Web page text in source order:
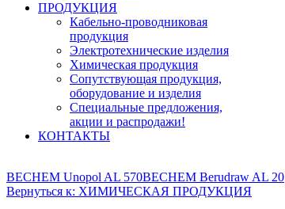
ПРОДУКЦИЯ
Кабельно-проводниковая
продукция
Электротехнические изделия
Химическая продукция
Сопутствующая продукция,
оборудование и изделия
Специальные предложения,
акции и распродажи!
КОНТАКТЫ
BECHEM Unopol AL 570BECHEM Berudraw AL 20
Вернуться к: ХИМИЧЕСКАЯ ПРОДУКЦИЯ